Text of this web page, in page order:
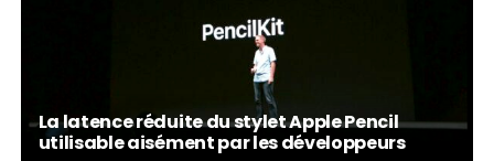
La latence réduite du stylet Apple Pencil
utilisable aisément par les développeurs